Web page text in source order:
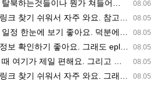
08.06
오는 낌새를 미리 알아차리기 위함이지 저걸 전쟁준비라고 하…
08.05
요. 참고로 무료스포츠중계 정보 확인할 때 출처 꼭 체크해요.…
08.05
요. 덕분에 epl중계 볼 때 공식 중계 채널 먼저 찾아봐요. …
08.05
그래도 epl중계 볼 때 공식 중계 채널 먼저 찾아봐요. 북마크…
08.05
리고 무료스포츠중계 정보 확인할 때 출처 꼭 체크해요. 앞…
08.05
. 그래서 해외축구중계도 정식 서비스로 봐야 안전해요. 다음…